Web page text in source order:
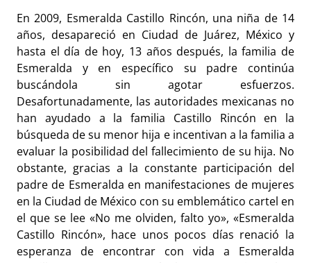
En 2009, Esmeralda Castillo Rincón, una niña de 14
años, desapareció en Ciudad de Juárez, México y
hasta el día de hoy, 13 años después, la familia de
Esmeralda y en específico su padre continúa
buscándola sin agotar esfuerzos.
Desafortunadamente, las autoridades mexicanas no
han ayudado a la familia Castillo Rincón en la
búsqueda de su menor hija e incentivan a la familia a
evaluar la posibilidad del fallecimiento de su hija. No
obstante, gracias a la constante participación del
padre de Esmeralda en manifestaciones de mujeres
en la Ciudad de México con su emblemático cartel en
el que se lee «No me olviden, falto yo», «Esmeralda
Castillo Rincón», hace unos pocos días renació la
esperanza de encontrar con vida a Esmeralda